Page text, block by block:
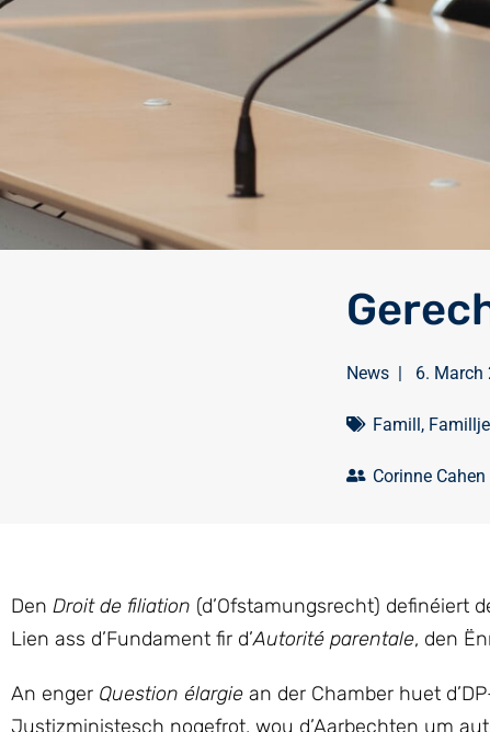
News| 6. March
Famill,
Corinne Cahen
Den Droit de filiation (d’Ofstamungsrecht) definéiert
Lien ass d’Fundament fir d’Autorité parentale, den
An enger Question élargie an der Chamber huet
Justizministesch nogefrot, wou d’Aarbechten um